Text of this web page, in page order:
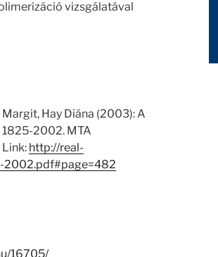
vizsgálatával
Hay Diána (2003): A
2002. MTA
http://real-
2002.pdf#page=482
16705/